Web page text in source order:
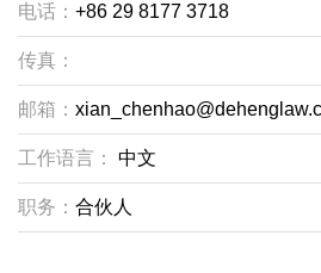
电话： +86 29 8177 3718
传真：
邮箱：
工作语言： 中文
职务： 合伙人